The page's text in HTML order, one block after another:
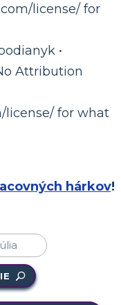
license/ for
•
Attribution
license/ for what
hárkov!